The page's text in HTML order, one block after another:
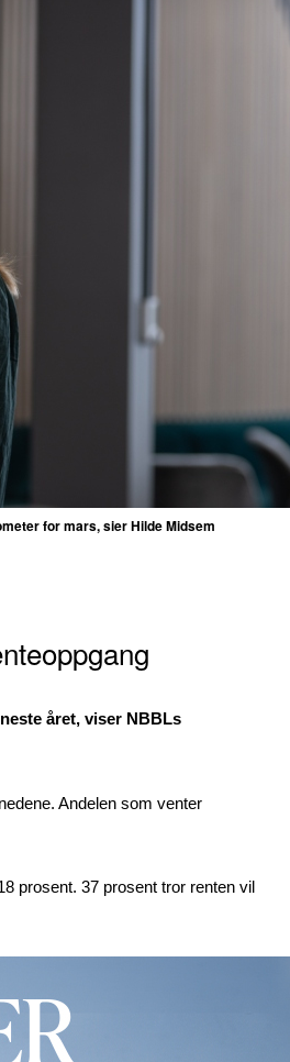
for mars, sier Hilde Midsem
året, viser NBBLs
Andelen som venter
prosent. 37 prosent tror renten vil